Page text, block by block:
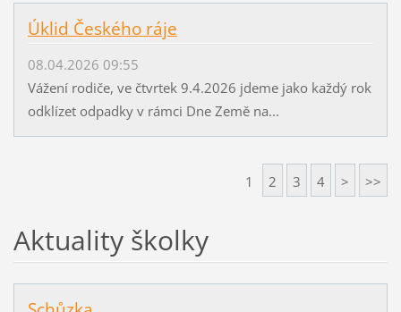
Úklid Českého ráje
08.04.2026 09:55
Vážení rodiče, ve čtvrtek 9.4.2026 jdeme jako každý rok
odklízet odpadky v rámci Dne Země na...
1 2 3 4 > >>
Aktuality školky